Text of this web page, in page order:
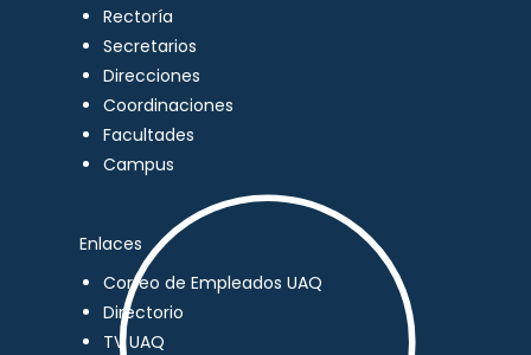
Rectoría
Secretarios
Direcciones
Coordinaciones
Facultades
Campus
Enlaces
Correo de Empleados UAQ
Directorio
TV UAQ